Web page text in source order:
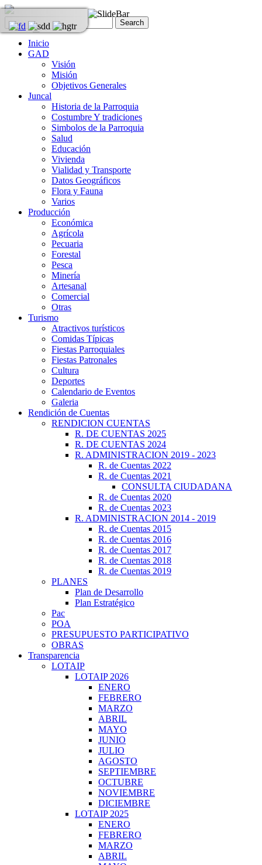
Inicio
GAD
Visión
Misión
Objetivos Generales
Juncal
Historia de la Parroquia
Costumbre Y tradiciones
Simbolos de la Parroquia
Salud
Educación
Vivienda
Vialidad y Transporte
Datos Geográficos
Flora y Fauna
Varios
Producción
Económica
Agrícola
Pecuaria
Forestal
Pesca
Minería
Artesanal
Comercial
Otras
Turismo
Atractivos turísticos
Comidas Típicas
Fiestas Parroquiales
Fiestas Patronales
Cultura
Deportes
Calendario de Eventos
Galeria
Rendición de Cuentas
RENDICION CUENTAS
R. DE CUENTAS 2025
R. DE CUENTAS 2024
R. ADMINISTRACION 2019 - 2023
R. de Cuentas 2022
R. de Cuentas 2021
CONSULTA CIUDADANA
R. de Cuentas 2020
R. de Cuentas 2023
R. ADMINISTRACION 2014 - 2019
R. de Cuentas 2015
R. de Cuentas 2016
R. de Cuentas 2017
R. de Cuentas 2018
R. de Cuentas 2019
PLANES
Plan de Desarrollo
Plan Estratégico
Pac
POA
PRESUPUESTO PARTICIPATIVO
OBRAS
Transparencia
LOTAIP
LOTAIP 2026
ENERO
FEBRERO
MARZO
ABRIL
MAYO
JUNIO
JULIO
AGOSTO
SEPTIEMBRE
OCTUBRE
NOVIEMBRE
DICIEMBRE
LOTAIP 2025
ENERO
FEBRERO
MARZO
ABRIL